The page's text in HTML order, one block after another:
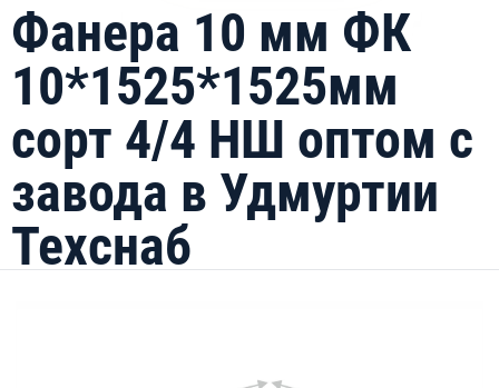
Фанера 10 мм ФК
10*1525*1525мм
сорт 4/4 НШ оптом с
завода в Удмуртии
Техснаб